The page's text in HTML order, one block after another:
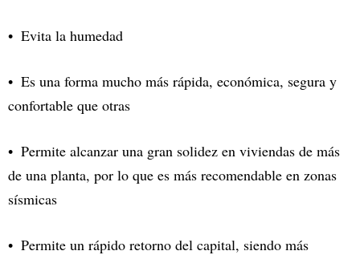
Evita la humedad
Es una forma mucho más rápida, económica, segura y
confortable que otras
Permite alcanzar una gran solidez en viviendas de más
de una planta, por lo que es más recomendable en zonas
sísmicas
Permite un rápido retorno del capital, siendo más